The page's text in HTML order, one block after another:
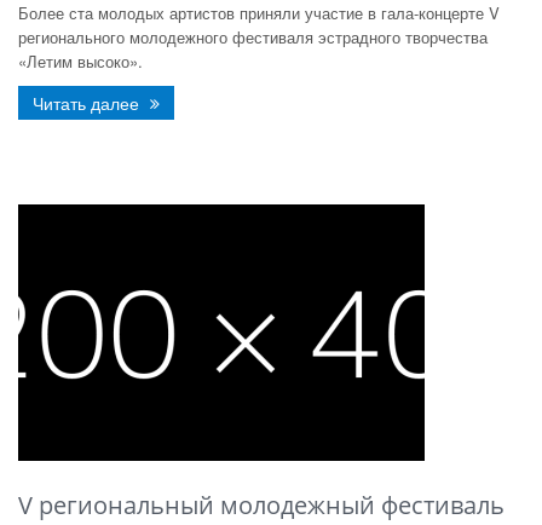
Более ста молодых артистов приняли участие в гала-концерте V
регионального молодежного фестиваля эстрадного творчества
«Летим высоко».
Читать далее
V региональный молодежный фестиваль